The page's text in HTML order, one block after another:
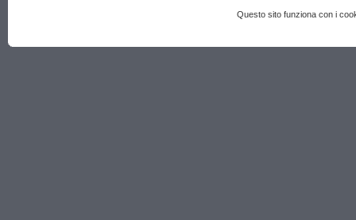
Questo sito funziona con i